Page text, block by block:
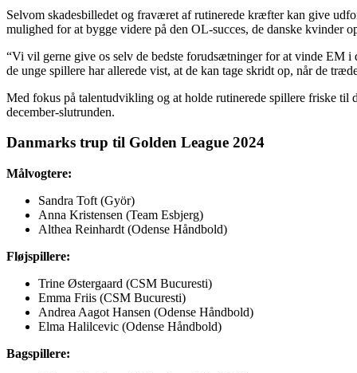
Selvom skadesbilledet og fraværet af rutinerede kræfter kan give
mulighed for at bygge videre på den OL-succes, de danske kvinder
“Vi vil gerne give os selv de bedste forudsætninger for at vinde EM i
de unge spillere har allerede vist, at de kan tage skridt op, når de
Med fokus på talentudvikling og at holde rutinerede spillere friske til
december-slutrunden.
Danmarks trup til Golden League 2024
Målvogtere:
Sandra Toft (Györ)
Anna Kristensen (Team Esbjerg)
Althea Reinhardt (Odense Håndbold)
Fløjspillere:
Trine Østergaard (CSM Bucuresti)
Emma Friis (CSM Bucuresti)
Andrea Aagot Hansen (Odense Håndbold)
Elma Halilcevic (Odense Håndbold)
Bagspillere: